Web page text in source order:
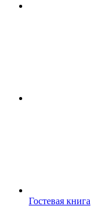
Гостевая книга